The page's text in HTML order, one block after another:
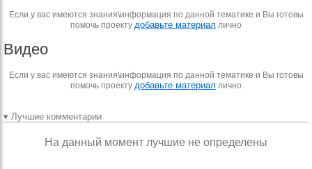
Если у вас имеются знания\информация по данной тематике и Вы готовы
помочь проекту добавьте материал лично
Видео
Если у вас имеются знания\информация по данной тематике и Вы готовы
помочь проекту добавьте материал лично
▾ Лучшие комментарии
На данный момент лучшие не определены